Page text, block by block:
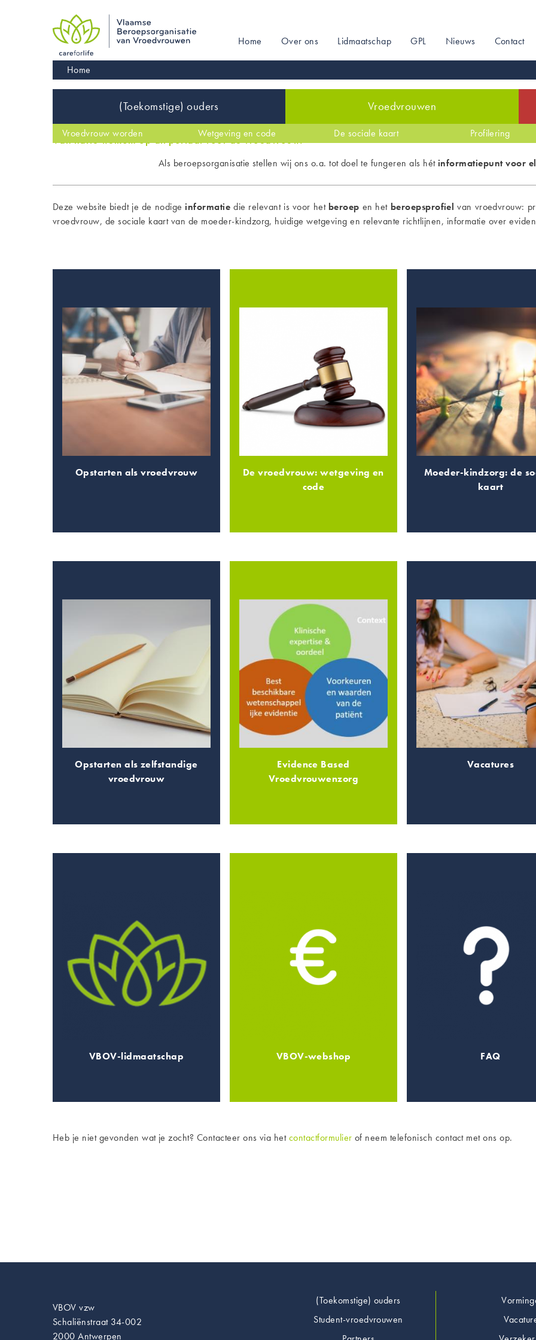
Main
navigation
Home Over ons Lidmaatschap GPL Nieuws Contact
Kruimelpad
Home
(Toekomstige) ouders
De vroedvrouw Kinderwens Zwangerschap Arbeid & bevalling
Vroedvrouwen
Vroedvrouw worden Wetgeving en code De sociale kaart Profilering
Bacheloropleidingen Masteropleidingen
Van harte welkom op dit portaal voor de vroedvrouw!
Als beroepsorganisatie stellen wij ons o.a. tot doel te fungeren als hét informatiepunt voor
Deze website biedt je de nodige informatie die relevant is voor het beroep en het beroepsprofiel van vroedvrouw:
vroedvrouw, de sociale kaart van de moeder-kindzorg, huidige wetgeving en relevante richtlijnen, informatie over
Opstarten als vroedvrouw
De vroedvrouw: wetgeving en
code
Moeder-kindzorg: de
kaart
Opstarten als zelfstandige
vroedvrouw
Evidence Based
Vroedvrouwenzorg
Vacatures
VBOV-lidmaatschap VBOV-webshop FAQ
Heb je niet gevonden wat je zocht? Contacteer ons via hetcontactformulier of neem telefonisch contact met ons op.
VBOV vzw
Schaliënstraat 34-002
2000 Antwerpen
Footer(Toekomstige) ouders
Student-vroedvrouwen